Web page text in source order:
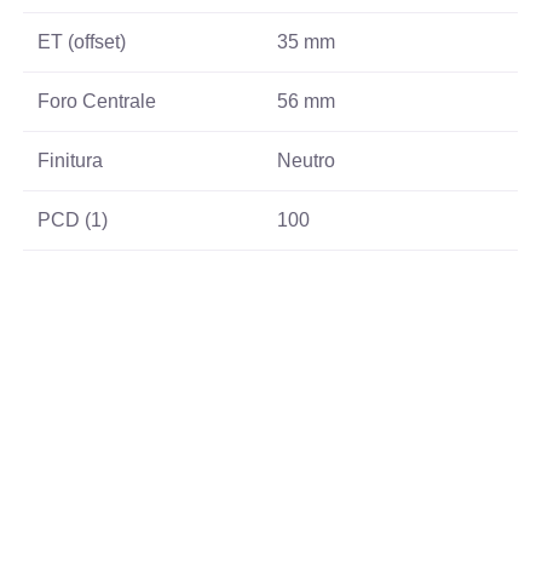
ET (offset) 35 mm
Foro Centrale 56 mm
Finitura Neutro
PCD (1) 100